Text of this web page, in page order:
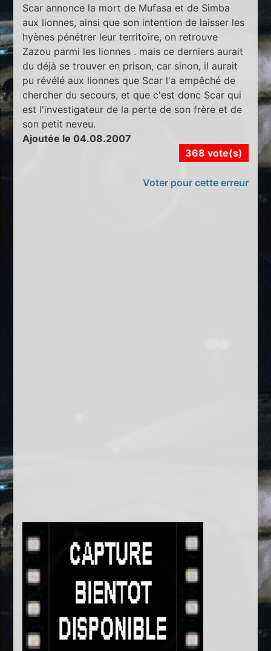
Scar annonce la mort de Mufasa et de Simba
aux lionnes, ainsi que son intention de laisser les
hyènes pénétrer leur territoire, on retrouve
Zazou parmi les lionnes . mais ce derniers aurait
du déjà se trouver en prison, car sinon, il aurait
pu révélé aux lionnes que Scar l'a empêché de
chercher du secours, et que c'est donc Scar qui
est l'investigateur de la perte de son frère et de
son petit neveu.
Ajoutée le 04.08.2007
368 vote(s)
Voter pour cette erreur